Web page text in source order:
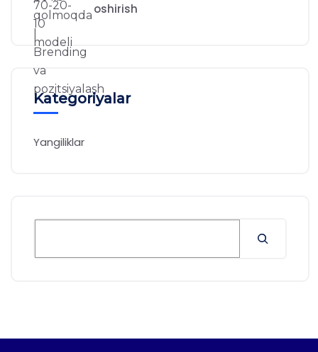
oshirish
Kategoriyalar
Yangiliklar